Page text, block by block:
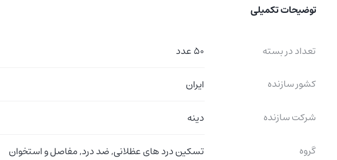
توضیحات تکمیلی
تعداد در بسته
50 عدد
کشور سازنده
ایران
شرکت سازنده
دینه
گروه
تسکین درد های عظلانی, ضد درد, مفاصل و استخوان